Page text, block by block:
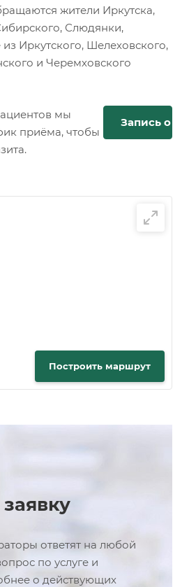
жители Иркутска,
Слюдянки,
Иркутского, Шелеховского,
и Черемховского
мы
приёма, чтобы
Запись
Построить маршрут
ответят на любой
по услуге и
о действующих